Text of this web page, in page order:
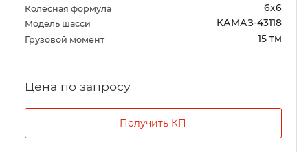
Колесная формула 6х6
Модель шасси КАМАЗ-43118
Грузовой момент 15 тм
Цена по запросу
Получить КП